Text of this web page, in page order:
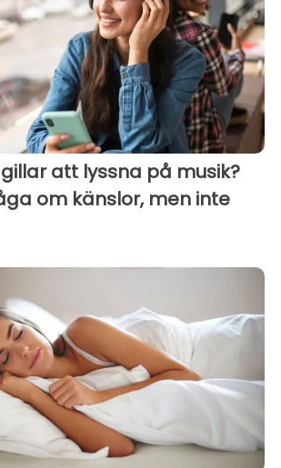
att lyssna på musik?
om känslor, men inte